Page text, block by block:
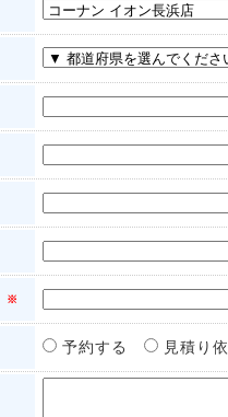
※
予約する 見積り